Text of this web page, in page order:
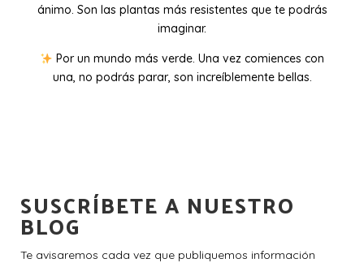
ánimo. Son las plantas más resistentes que te podrás
imaginar.
Por un mundo más verde. Una vez comiences con
una, no podrás parar, son increíblemente bellas.
SUSCRÍBETE A NUESTRO
BLOG
Te avisaremos cada vez que publiquemos información